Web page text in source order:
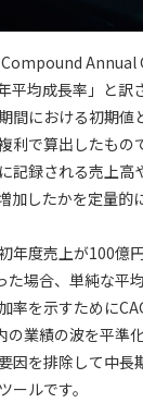
平均成長率」と訳
間における初期値
利で算出したもの
記録される売上高
加したかを定量的
年度売上が100億
た場合、単純な平
率を示すために
の業績の波を平準
因を排除して中長
ールです。